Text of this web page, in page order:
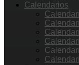
Calendarios